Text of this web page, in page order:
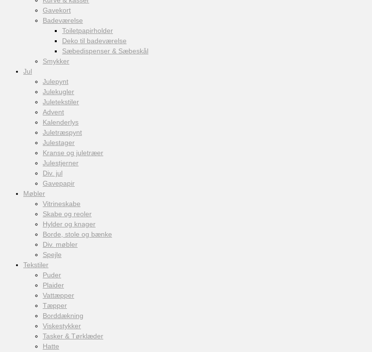
Gavekort
Badeværelse
Toiletpapirholder
Deko til badeværelse
Sæbedispenser & Sæbeskål
Smykker
Jul
Julepynt
Julekugler
Juletekstiler
Advent
Kalenderlys
Juletræspynt
Julestager
Kranse og juletræer
Julestjerner
Div. jul
Gavepapir
Møbler
Vitrineskabe
Skabe og reoler
Hylder og knager
Borde, stole og bænke
Div. møbler
Spejle
Tekstiler
Puder
Plaider
Vattæpper
Tæpper
Borddækning
Viskestykker
Tasker & Tørklæder
Hatte